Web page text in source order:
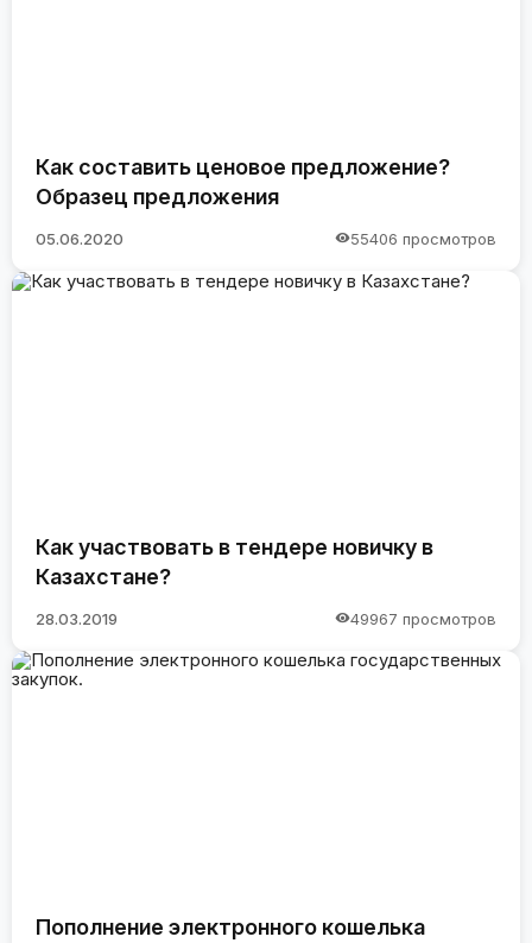
Как составить ценовое предложение?
Образец предложения
05.06.2020 55406 просмотров
Как участвовать в тендере новичку в
Казахстане?
28.03.2019 49967 просмотров
Пополнение электронного кошелька